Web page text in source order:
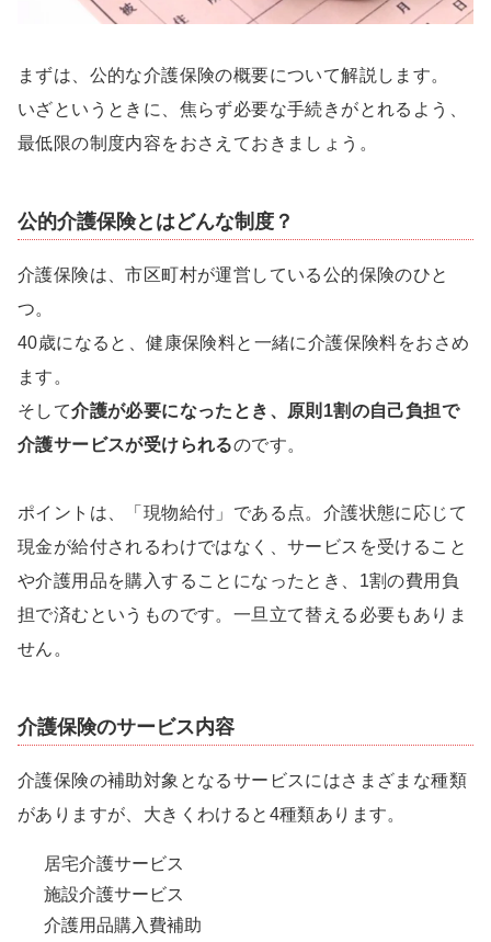
まずは、公的な介護保険の概要について解説します。
いざというときに、焦らず必要な手続きがとれるよう、
最低限の制度内容をおさえておきましょう。
公的介護保険とはどんな制度？
介護保険は、市区町村が運営している公的保険のひと
つ。
40歳になると、健康保険料と一緒に介護保険料をおさめ
ます。
そして介護が必要になったとき、原則1割の自己負担で
介護サービスが受けられるのです。
ポイントは、「現物給付」である点。介護状態に応じて
現金が給付されるわけではなく、サービスを受けること
や介護用品を購入することになったとき、1割の費用負
担で済むというものです。一旦立て替える必要もありま
せん。
介護保険のサービス内容
介護保険の補助対象となるサービスにはさまざまな種類
がありますが、大きくわけると4種類あります。
居宅介護サービス
施設介護サービス
介護用品購入費補助